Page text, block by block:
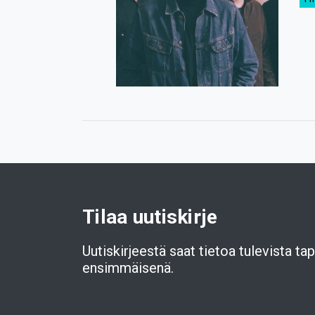
Tilaa uutiskirje
Uutiskirjeestä saat tietoa tulevista
ensimmäisenä.